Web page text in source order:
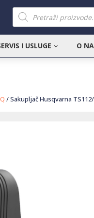
Products
search
I USLUGE O
/ Sakupljač Husqvarna